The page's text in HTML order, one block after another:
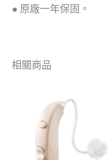
● 原廠一年保固。
相關商品